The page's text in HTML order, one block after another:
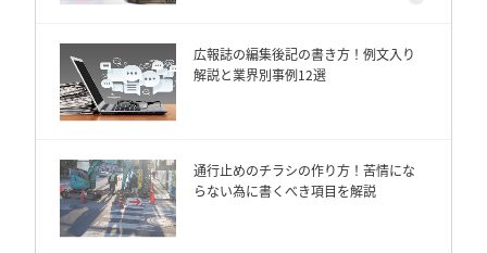
広報誌の編集後記の書き方！例文入り
解説と業界別事例12選
通行止めのチラシの作り方！苦情にな
らない為に書くべき項目を解説